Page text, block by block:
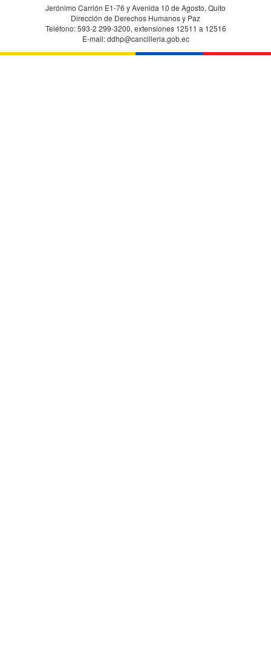
Jerónimo Carrión E1-76 y Avenida 10 de Agosto, Quito
Dirección de Derechos Humanos y Paz
Teléfono: 593-2 299-3200, extensiones 12511 a 12516
E-mail: ddhp@cancilleria.gob.ec